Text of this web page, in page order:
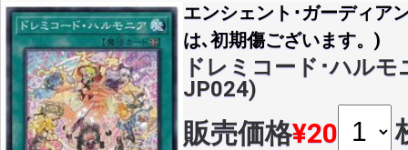
エンシェント･ガーディア
は､初期傷ございます。)
ドレミコード･ハルモ
JP024)
販売価格¥20